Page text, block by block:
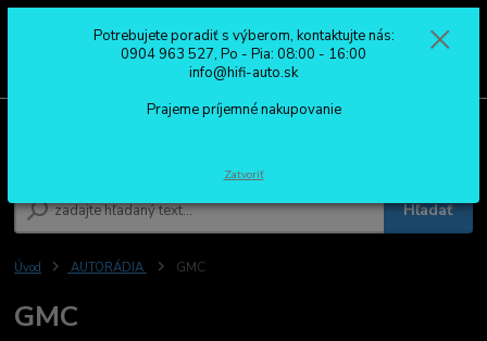
Hľadať
0904 963 527
Po - Pia: 08:00 - 16:00
Úvod AUTORÁDIA GMC
GMC
Potrebujete poradiť s výberom, kontaktujte nás:
0904 963 527, Po - Pia: 08:00 - 16:00
info@hifi-auto.sk
Prajeme príjemné nakupovanie
Zatvoriť